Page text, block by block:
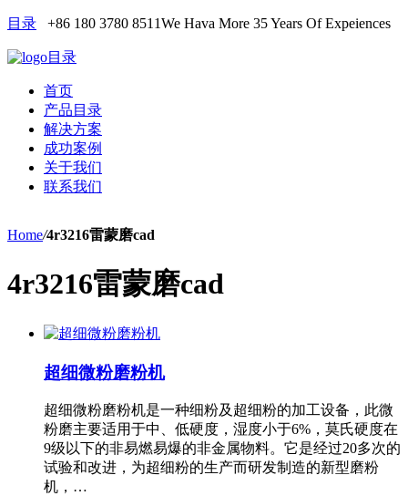
目录 +86 180 3780 8511We Hava More 35 Years Of Expeiences
目录
首页
产品目录
解决方案
成功案例
关于我们
联系我们
Home/4r3216雷蒙磨cad
4r3216雷蒙磨cad
超细微粉磨粉机
超细微粉磨粉机是一种细粉及超细粉的加工设备，此微
粉磨主要适用于中、低硬度，湿度小于6%，莫氏硬度在
9级以下的非易燃易爆的非金属物料。它是经过20多次的
试验和改进，为超细粉的生产而研发制造的新型磨粉
机，…